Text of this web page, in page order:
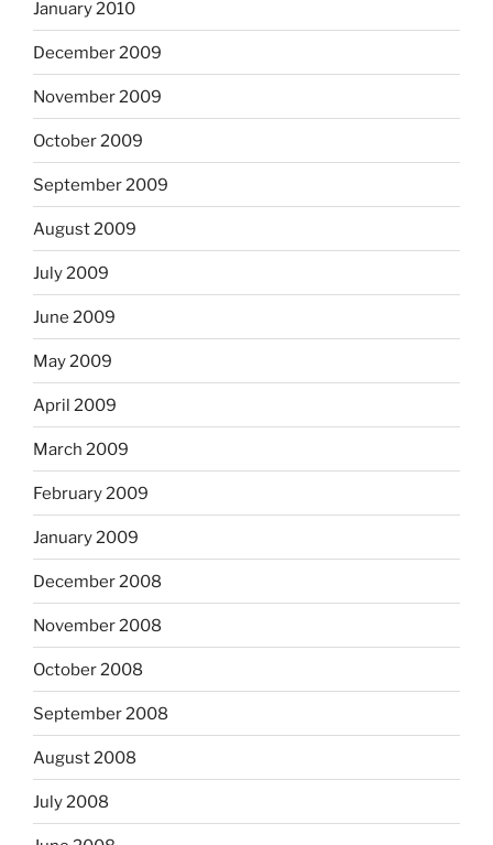
January 2010
December 2009
November 2009
October 2009
September 2009
August 2009
July 2009
June 2009
May 2009
April 2009
March 2009
February 2009
January 2009
December 2008
November 2008
October 2008
September 2008
August 2008
July 2008